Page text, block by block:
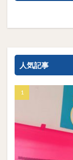
人気記事